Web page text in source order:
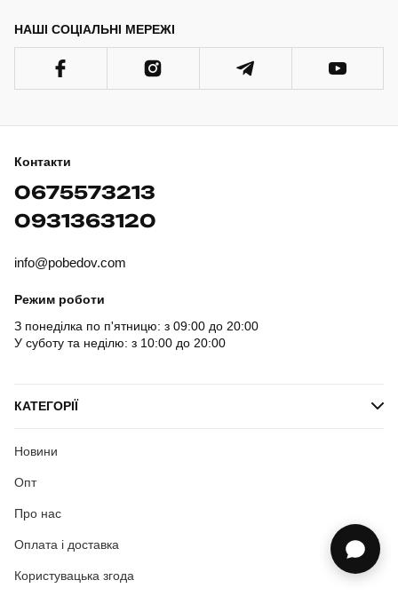
НАШІ СОЦІАЛЬНІ МЕРЕЖІ
Контакти
0675573213
0931363120
info@pobedov.com
Режим роботи
З понеділка по п'ятницю: з 09:00 до 20:00
У суботу та неділю: з 10:00 до 20:00
КАТЕГОРІЇ
Новини
Опт
Про нас
Оплата і доставка
Користувацька згода